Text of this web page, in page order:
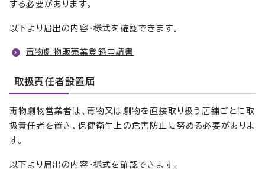
する必要があります。
以下より届出の内容・様式を確認できます。
毒物劇物販売業登録申請書
取扱責任者設置届
毒物劇物営業者は、毒物又は劇物を直接取り扱う店舗ごとに取
扱責任者を置き、保健衛生上の危害防止に努める必要がありま
す。
以下より届出の内容・様式を確認できます。